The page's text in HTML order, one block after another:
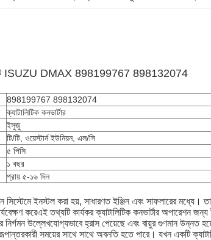
ফিট ISUZU DMAX 898199767 898132074
898199767 898132074
ক্যাটালিটিক কনভার্টার
ইসুজু
টি/টি, ওয়েস্টার্ন ইউনিয়ন, এল/সি
৫ পিসি
১ বছর
প্রায় ৫-১৬ দিন
সিস্টেমে ইনস্টল করা হয়, সাধারণত ইঞ্জিন এবং সাফলারের
করেএই তথ্যটি কার্যকর ক্যাটালিটিক কনভার্টার অপারেশন
নির্গমন উল্লেখযোগ্যভাবে হ্রাস পেয়েছে এবং বায়ুর গুণমান উন্নত
রূপান্তরকারী সময়ের সাথে সাথে অবনতি হতে পারে। যখন একটি